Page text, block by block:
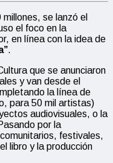
se lanzó el
el foco en la
en línea con la idea de
.
que se anunciaron
y van desde el
la línea de
para 50 mil artistas)
audiovisuales, o la
por la
festivales,
libro y la producción